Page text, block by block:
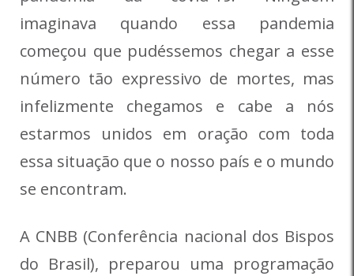
imaginava quando essa pandemia
começou que pudéssemos chegar a esse
número tão expressivo de mortes, mas
infelizmente chegamos e cabe a nós
estarmos unidos em oração com toda
essa situação que o nosso país e o mundo
se encontram.
A CNBB (Conferência nacional dos Bispos
do Brasil), preparou uma programação